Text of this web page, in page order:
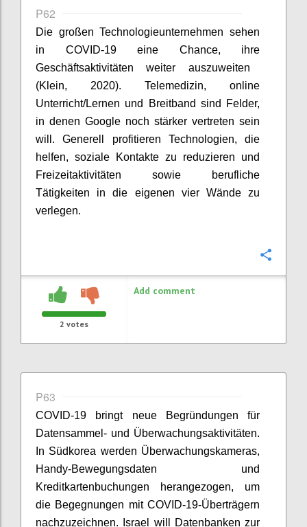
P62
Die großen Technologieunternehmen sehen
in COVID-19 eine Chance,
ihre
Geschäftsaktivitäten weiter auszuweiten
(Klein, 2020). Telemedizin, online
Unterricht/Lernen und Breitband sind Felder,
in denen Google noch stärker vertreten sein
will. Generell profitieren Technologien, die
helfen, soziale Kontakte zu reduzieren und
Freizeitaktivitäten sowie berufliche
Tätigkeiten in die eigenen vier Wände zu
verlegen.
2 votes
Add comment
P63
COVID-19 bringt neue Begründungen für
Datensammel- und Überwachungsaktivitäten.
In Südkorea werden Überwachungskameras,
Handy-Bewegungsdaten und
Kreditkartenbuchungen herangezogen, um
die Begegnungen mit COVID-19-Überträgern
nachzuzeichnen. Israel will Datenbanken zur